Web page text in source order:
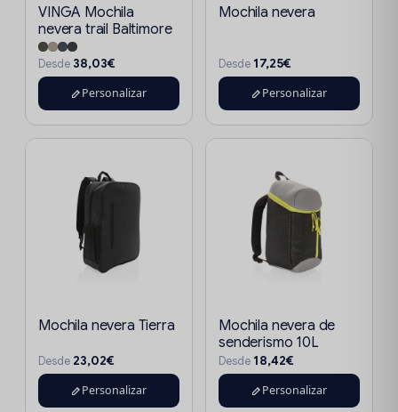
VINGA Mochila
nevera trail Baltimore
Desde 38,03€
Personalizar
Mochila nevera
Desde 17,25€
Personalizar
Mochila nevera Tierra
Desde 23,02€
Personalizar
Mochila nevera de
senderismo 10L
Desde 18,42€
Personalizar